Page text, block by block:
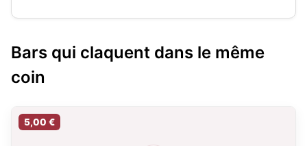
Bars qui claquent dans le même
coin
5,00 €